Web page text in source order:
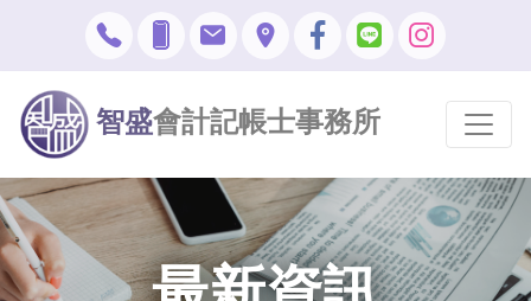
智盛會計記帳士事務所